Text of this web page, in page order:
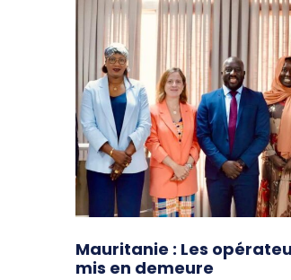
Mauritanie : Les
mis en demeure